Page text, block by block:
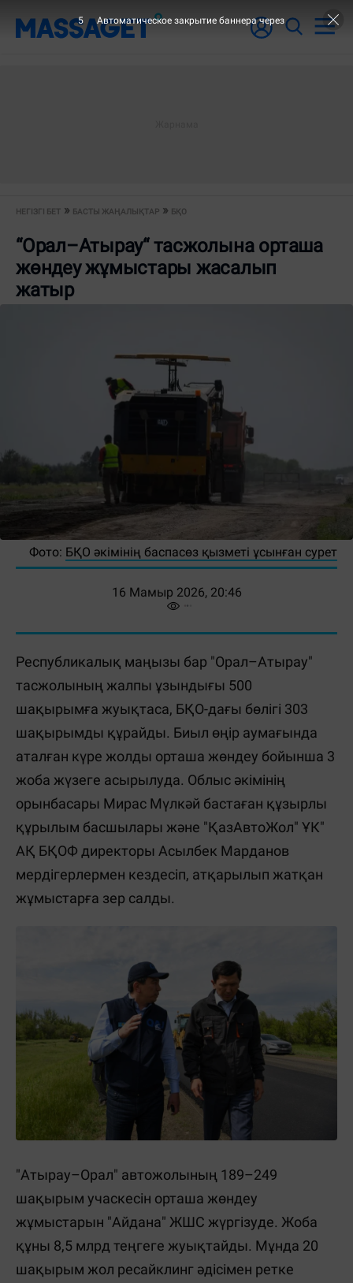
НЕГІЗГІ БЕТ БАСТЫ ЖАҢАЛЫҚТАР БҚО
“Орал–Атырау“ тасжолына орташа
жөндеу жұмыстары жасалып
жатыр
Фото: БҚО әкімінің баспасөз қызметі ұсынған сурет
16 Мамыр 2026, 20:46
Республикалық маңызы бар "Орал–Атырау"
тасжолының жалпы ұзындығы 500
шақырымға жуықтаса, БҚО-дағы бөлігі 303
шақырымды құрайды. Биыл өңір аумағында
аталған күре жолды орташа жөндеу бойынша 3
жоба жүзеге асырылуда. Облыс әкімінің
орынбасары Мирас Мүлкәй бастаған құзырлы
құрылым басшылары және "ҚазАвтоЖол" ҰК"
АҚ БҚОФ директоры Асылбек Марданов
мердігерлермен кездесіп, атқарылып жатқан
жұмыстарға зер салды.
"Атырау–Орал" автожолының 189–249
шақырым учаскесін орташа жөндеу
жұмыстарын "Айдана" ЖШС жүргізуде. Жоба
құны 8,5 млрд теңгеге жуықтайды. Мұнда 20
шақырым жол ресайклинг әдісімен ретке
5 Автоматическое закрытие баннера через